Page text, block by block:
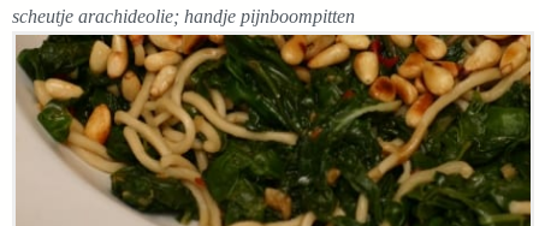
scheutje arachideolie; handje pijnboompitten